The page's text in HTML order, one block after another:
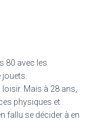
80 avec les
Mais à 28 ans,
physiques et
fallu se décider à en